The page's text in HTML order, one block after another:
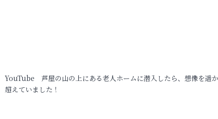
YouTube 芦屋の山の上にある老人ホームに潜入したら、想像を遥
超えていました！